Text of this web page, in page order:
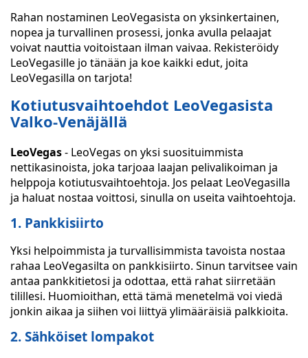
Rahan nostaminen LeoVegasista on yksinkertainen,
nopea ja turvallinen prosessi, jonka avulla pelaajat
voivat nauttia voitoistaan ilman vaivaa. Rekisteröidy
LeoVegasille jo tänään ja koe kaikki edut, joita
LeoVegasilla on tarjota!
Kotiutusvaihtoehdot LeoVegasista
Valko-Venäjällä
LeoVegas- LeoVegas on yksi suosituimmista
nettikasinoista, joka tarjoaa laajan pelivalikoiman ja
helppoja kotiutusvaihtoehtoja. Jos pelaat LeoVegasilla
ja haluat nostaa voittosi, sinulla on useita vaihtoehtoja.
1. Pankkisiirto
Yksi helpoimmista ja turvallisimmista tavoista nostaa
rahaa LeoVegasilta on pankkisiirto. Sinun tarvitsee vain
antaa pankkitietosi ja odottaa, että rahat siirretään
tilillesi. Huomioithan, että tämä menetelmä voi viedä
jonkin aikaa ja siihen voi liittyä ylimääräisiä palkkioita.
2. Sähköiset lompakot